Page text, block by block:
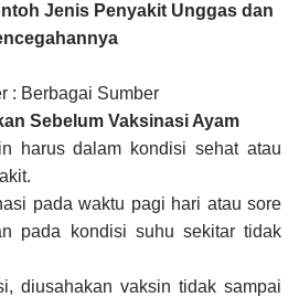
Jenis Penyakit Unggas dan
: Berbagai Sumber
Sebelum Vaksinasi Ayam
harus dalam kondisi sehat atau
pada waktu pagi hari atau sore
pada kondisi suhu sekitar tidak
diusahakan vaksin tidak sampai